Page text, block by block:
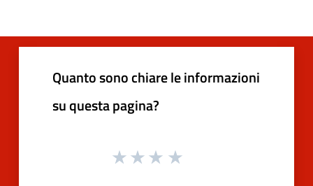
Quanto sono chiare le informazioni
su questa pagina?